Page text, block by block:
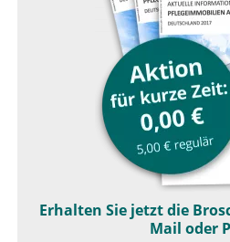
Erhalten Sie jetzt die
Mail oder